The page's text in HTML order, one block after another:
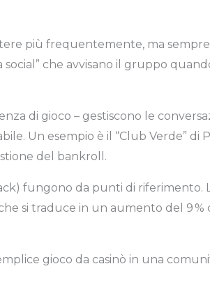
più frequentemente, ma
che avvisano il gruppo
di gioco – gestiscono le
Un esempio è il “Club Verde” di
del bankroll.
fungono da punti di riferimento.
si traduce in un aumento del 9
gioco da casinò in una